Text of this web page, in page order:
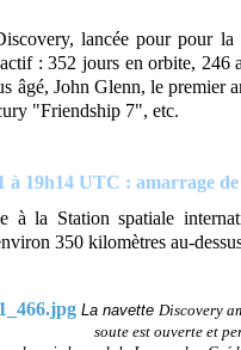
lancée pour pour
: 352 jours en orbite, 246
âgé, John Glenn, le premier
"Friendship 7", etc.
à 19h14 UTC : amarrage
à la Station spatiale
350 kilomètres au-
La navette Discovery
soute est ouverte et